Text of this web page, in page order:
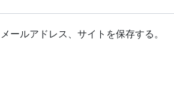
ールアドレス、サイトを保存する。